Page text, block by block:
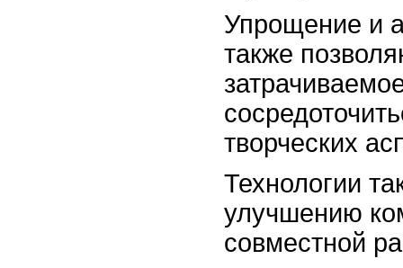
Упрощение и
также
творческих
Технологии
улучшению
совместной